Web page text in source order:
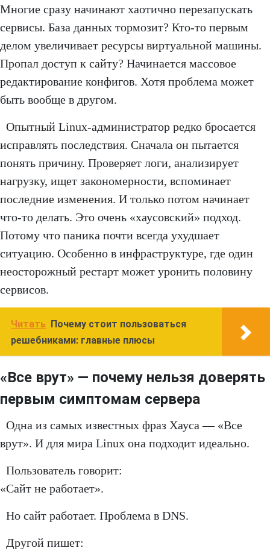
Многие сразу начинают хаотично перезапускать
сервисы. База данных тормозит? Кто-то первым
делом увеличивает ресурсы виртуальной машины.
Пропал доступ к сайту? Начинается массовое
редактирование конфигов. Хотя проблема может
быть вообще в другом.
Опытный Linux-администратор редко бросается
исправлять последствия. Сначала он пытается
понять причину. Проверяет логи, анализирует
нагрузку, ищет закономерности, вспоминает
последние изменения. И только потом начинает
что-то делать. Это очень «хаусовский» подход.
Потому что паника почти всегда ухудшает
ситуацию. Особенно в инфраструктуре, где один
неосторожный рестарт может уронить половину
сервисов.
Читать
Почему стоит пользоваться
решебниками: главные плюсы
«Все врут» — почему нельзя доверять
первым симптомам сервера
Одна из самых известных фраз Хауса — «Все
врут». И для мира Linux она подходит идеально.
Пользователь говорит:
«Сайт не работает».
Но сайт работает. Проблема в DNS.
Другой пишет: